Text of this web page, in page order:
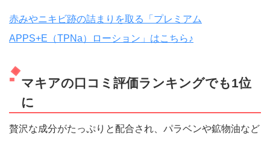
赤みやニキビ跡の詰まりを取る「プレミアム
APPS+E（TPNa）ローション」はこちら♪
マキアの口コミ評価ランキングでも1位
に
贅沢な成分がたっぷりと配合され、パラベンや鉱物油など